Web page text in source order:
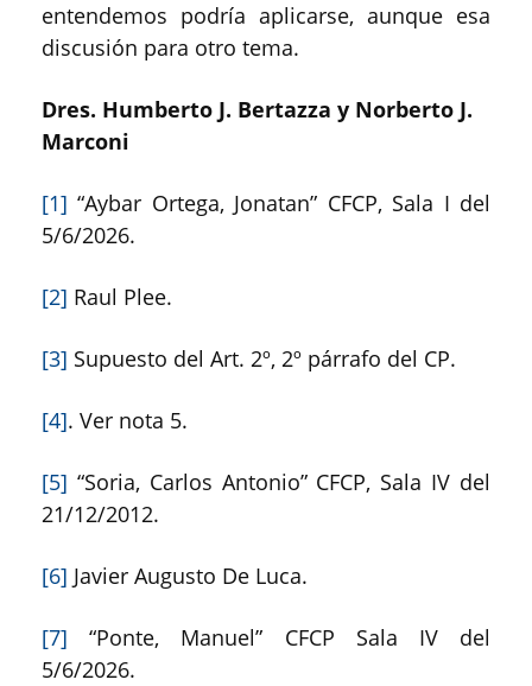
entendemos podría aplicarse, aunque esa
discusión para otro tema.
Dres. Humberto J. Bertazza y Norberto J.
Marconi
[1] “Aybar Ortega, Jonatan” CFCP, Sala I del
5/6/2026.
[2] Raul Plee.
[3] Supuesto del Art. 2º, 2º párrafo del CP.
[4]. Ver nota 5.
[5] “Soria, Carlos Antonio” CFCP, Sala IV del
21/12/2012.
[6] Javier Augusto De Luca.
[7] “Ponte, Manuel” CFCP Sala IV del
5/6/2026.